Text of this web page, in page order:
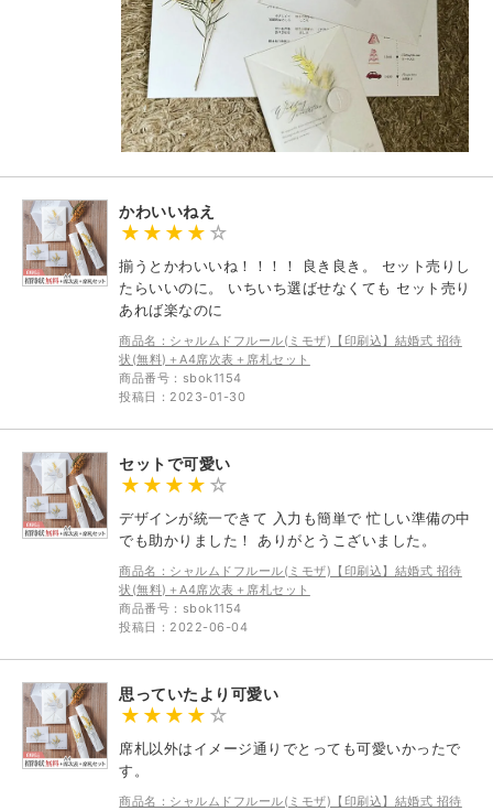
かわいいねえ
揃うとかわいいね！！！！ 良き良き。 セット売りし
たらいいのに。 いちいち選ばせなくても セット売り
あれば楽なのに
商品名：シャルムドフルール(ミモザ)【印刷込】結婚式 招待
状(無料)＋A4席次表＋席札セット
商品番号：sbok1154
投稿日：2023-01-30
セットで可愛い
デザインが統一できて 入力も簡単で 忙しい準備の中
でも助かりました！ ありがとうこざいました。
商品名：シャルムドフルール(ミモザ)【印刷込】結婚式 招待
状(無料)＋A4席次表＋席札セット
商品番号：sbok1154
投稿日：2022-06-04
思っていたより可愛い
席札以外はイメージ通りでとっても可愛いかったで
す。
商品名：シャルムドフルール(ミモザ)【印刷込】結婚式 招待